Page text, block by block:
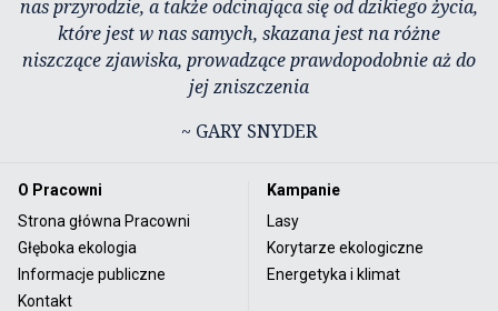
nas przyrodzie, a także odcinająca się od dzikiego życia,
które jest w nas samych, skazana jest na różne
niszczące zjawiska, prowadzące prawdopodobnie aż do
jej zniszczenia
~ GARY SNYDER
O Pracowni
Strona główna Pracowni
Głęboka ekologia
Informacje publiczne
Kontakt
Kampanie
Lasy
Korytarze ekologiczne
Energetyka i klimat